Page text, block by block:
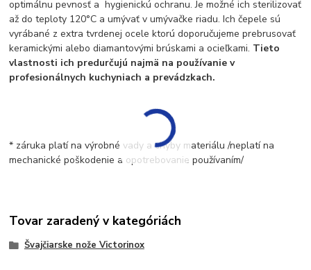
optimálnu pevnosť a hygienickú ochranu. Je možné ich sterilizovať
až do teploty 120°C a umývať v umývačke riadu. Ich čepele sú
vyrábané z extra tvrdenej ocele ktorú doporučujeme prebrusovať
keramickými alebo diamantovými brúskami a ocieľkami. Tieto
vlastnosti ich predurčujú najmä na používanie v
profesionálnych kuchyniach a prevádzkach.
* záruka platí na výrobné vady a chyby materiálu /neplatí na
mechanické poškodenie a opotrebovanie používaním/
Tovar zaradený v kategóriách
Švajčiarske nože Victorinox